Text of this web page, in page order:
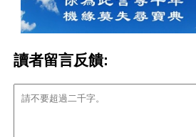
讀者留言反饋: